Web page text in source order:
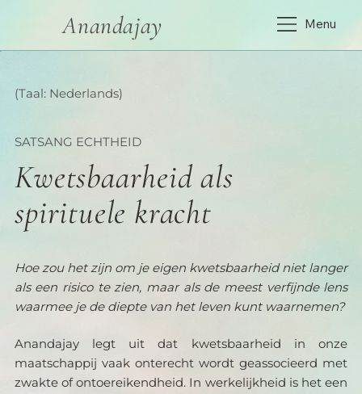
Anandajay Menu
SATSANG ECHTHEID
Kwetsbaarheid als
spirituele kracht
Hoe zou het zijn om je eigen kwetsbaarheid niet langer
als een risico te zien, maar als de meest verfijnde lens
waarmee je de diepte van het leven kunt waarnemen?
Anandajay legt uit dat kwetsbaarheid in onze
maatschappij vaak onterecht wordt geassocieerd met
zwakte of ontoereikendheid. In werkelijkheid is het een
(Taal: Nederlands)